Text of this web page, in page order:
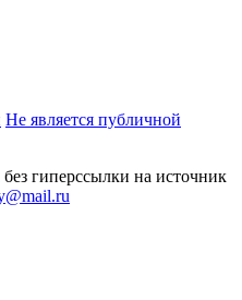
Не является публичной
гиперссылки на источник